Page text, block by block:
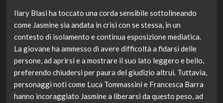
Ilary Blasi ha toccato una corda sensibile sottolineando
come Jasmine sia andata in crisi con se stessa, in un
contesto di isolamento e continua esposizione mediatica.
La giovane ha ammesso di avere difficoltà a fidarsi delle
persone, ad aprirsi e a mostrare il suo lato leggero e bello,
preferendo chiudersi per paura del giudizio altrui. Tuttavia,
personaggi noti come Luca Tommassini e Francesca Barra
hanno incoraggiato Jasmine a liberarsi da questo peso, ad